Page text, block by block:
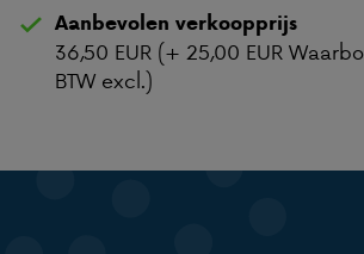
Aanbevolen verkoopprijs
36,50 EUR (+ 25,00 EUR
BTW excl.)